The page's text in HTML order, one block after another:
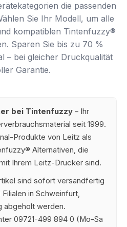
die passenden
Sie Ihr Modell, um alle
kompatiblen Tintenfuzzy®
Sparen Sie bis zu 70 %
– bei gleicher Druckqualität
Garantie.
bei Tintenfuzzy – Ihr
seit 1999.
Produkte von Leitz als
Alternativen, die
Ihrem Leitz-Drucker sind.
sind sofort versandfertig
in Schweinfurt,
abgeholt werden.
09721-499 894 0 (Mo–Sa